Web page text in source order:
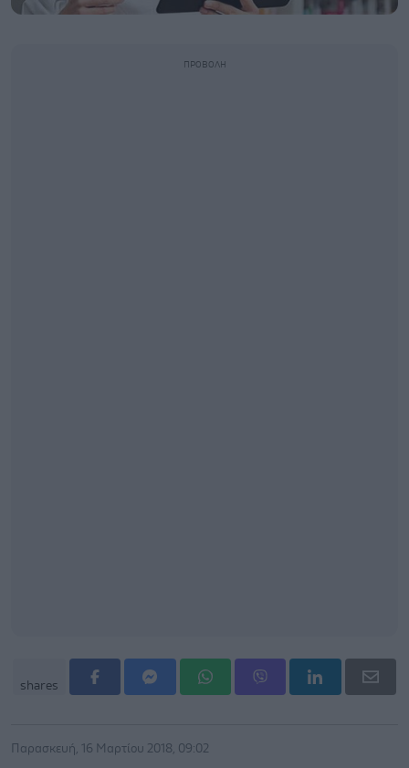
shares
Παρασκευή, 16 Μαρτίου 2018, 09:02